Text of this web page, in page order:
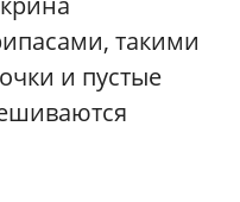
такими
и пустые